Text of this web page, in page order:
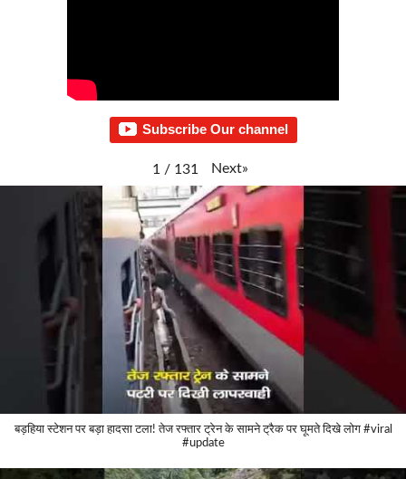
Subscribe Our channel
1 / 131 Next»
बड़हिया स्टेशन पर बड़ा हादसा टला! तेज रफ्तार ट्रेन के सामने ट्रैक पर घूमते दिखे लोग #viral
#update